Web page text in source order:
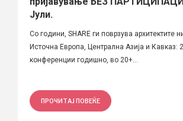
Јули.
Со години, SHARE ги поврзува архитектите
Источна Европа, Централна Азија и Кавказ:
конференции годишно, во 20+...
ПРОЧИТАЈ ПОВЕЌЕ